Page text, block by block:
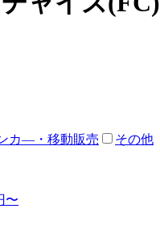
カ―・移動販売 その他
〜